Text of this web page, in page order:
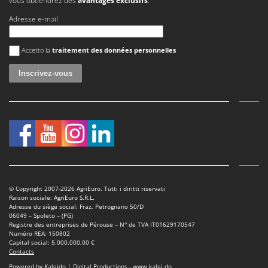
Tondeuses autoportées
Tondeuses débroussailleuses thermiques
Trancheuses
Transpalettes
V
Vêtements de Sécurité
Vibroculteurs à tracteur
Lampacrescia - MGM
Landxcape
Lavor
Linea VZ
M
M.A.I.BO.
Macom
Macte Ovens
Makita
MAMMAMIA
Marcato
Marina Systems
Adresse e-mail
Une erreur est survenue
Accetto la traitement des données personnelles
© Copyright 2007-2026 AgriEuro. Tutti i diritti riservati
Raison sociale: AgriEuro S.R.L.
Adresse du siège social: Fraz. Petrognano 50/D
06049 – Spoleto – (PG)
Registre des entreprises de Pérouse – N° de TVA IT01629170547
Numéro REA: 150802
Capital social: 5.000.000,00 €
Contacts